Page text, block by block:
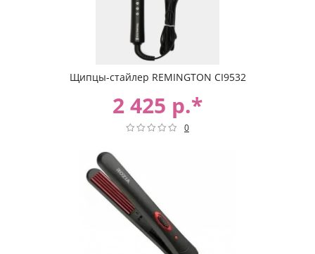
Щипцы-стайлер REMINGTON CI9532
2 425 р.*
0